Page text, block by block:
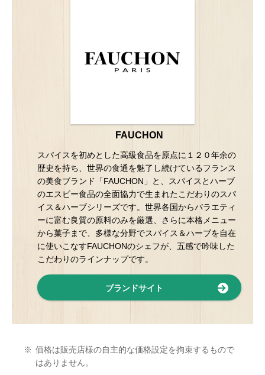
FAUCHON
スパイスを初めとした高級食品を原点に１２０年余の
歴史を持ち、世界の食通を魅了し続けているフランス
の美食ブランド「FAUCHON」と、スパイスとハーブ
のエスビー食品の全面協力で生まれたこだわりのスパ
イス＆ハーブシリーズです。世界各国からバラエティ
ーに富む良質の原料のみを厳選、さらに本格メニュー
から菓子まで、多様な分野でスパイス＆ハーブを自在
に使いこなすFAUCHONのシェフが、五感で吟味した
こだわりのラインナップです。
ブランドサイト
※ 価格は販売店様の自主的な価格設定を拘束するもので
はありません。